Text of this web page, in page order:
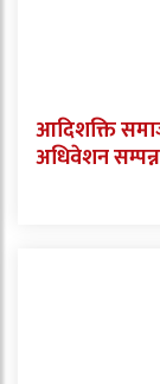
आदिशक्ति
अधिवेशन सम्पन्न